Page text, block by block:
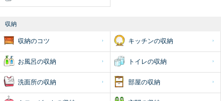
収納
収納のコツ キッチンの収納
お風呂の収納 トイレの収納
洗面所の収納 部屋の収納